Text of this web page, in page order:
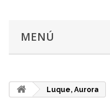
MENÚ
Luque, Aurora